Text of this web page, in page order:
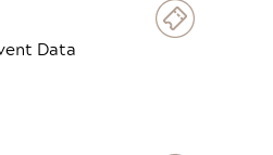
Data